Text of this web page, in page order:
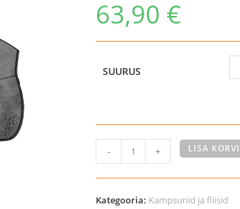
63,90 €
SUURUS
Quick
Dry
kuivatusjope
- + LISA KORVI
Kategooria: Kampsunid ja fliisid